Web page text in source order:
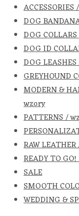
DOG
DOG
DOG ID
DOG
GREYHOUND
MODERN &
wzory
PATTERNS /
RAW
READY TO
SALE
SMOOTH
WEDDING &